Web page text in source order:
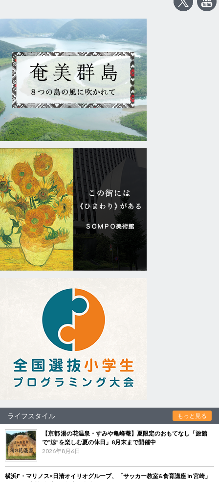
ライフスタイル もっと見る
【京都 湯の花温泉・すみや亀峰菴】夏限定のおもてなし「旅館
で“涼”を楽しむ夏の休日」8月末まで開催中
2026年8月6日
横浜F・マリノス×日清オイリオグループ、「サッカー教室&食育講座 in 宮崎」